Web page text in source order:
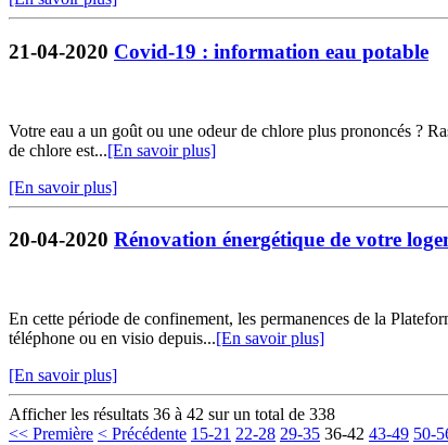
21-04-2020 Covid-19 : information eau potable
Votre eau a un goût ou une odeur de chlore plus prononcés ?
de chlore est...[En savoir plus]
[En savoir plus]
20-04-2020 Rénovation énergétique de votre
En cette période de confinement, les permanences de la
téléphone ou en visio depuis...[En savoir plus]
[En savoir plus]
Afficher les résultats 36 à 42 sur un total de 338
<< Première < Précédente 15-21 22-28 29-35 36-42 43-49 50-